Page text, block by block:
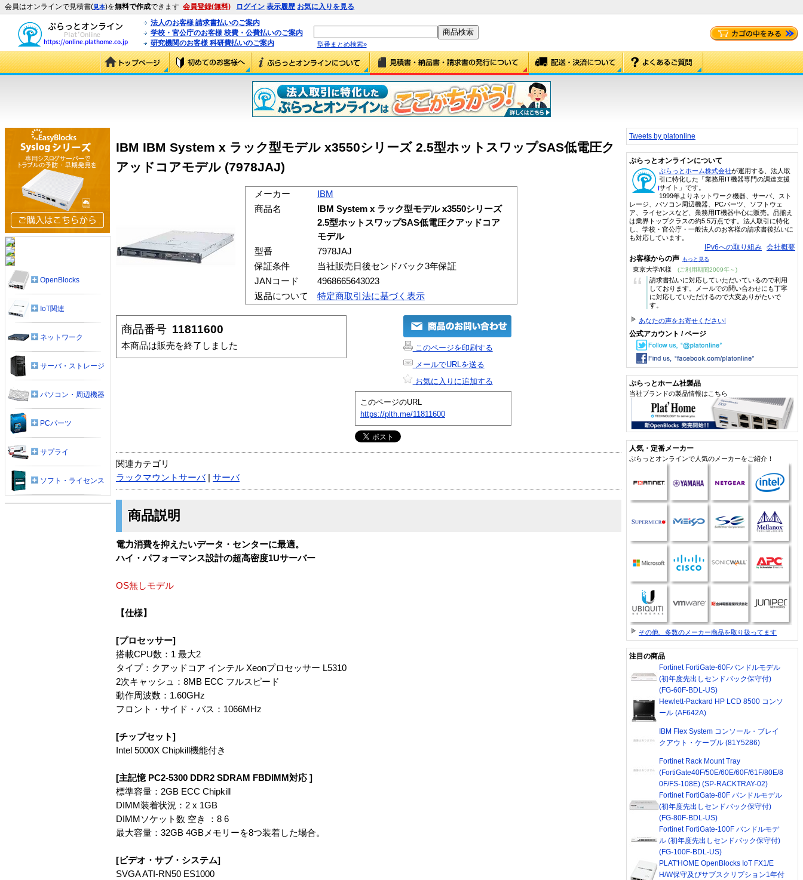
会員はオンラインで見積書(見本)を無料で作成できます 会員登録(無料) ログイン 表示履歴 お気に入りを見る
法人のお客様 請求書払いのご案内
学校・官公庁のお客様 校費・公費払いのご案内
研究機関のお客様 科研費払いのご案内
型番まとめ検索»
IBM IBM System x ラック型モデル x3550シリーズ 2.5型ホットスワップSAS低電圧ク
アッドコアモデル (7978JAJ)
メーカー
IBM
商品名
IBM System x ラック型モデル x3550シリーズ
2.5型ホットスワップSAS低電圧クアッドコア
モデル
型番
7978JAJ
保証条件
当社販売日後センドバック3年保証
JANコード
4968665643023
返品について
特定商取引法に基づく表示
商品番号 11811600
本商品は販売を終了しました
このページを印刷する
メールでURLを送る
お気に入りに追加する
このページのURL
https://plth.me/11811600
関連カテゴリ
ラックマウントサーバ| サーバ
商品説明
電力消費を抑えたいデータ・センターに最適。
ハイ・パフォーマンス設計の超高密度1Uサーバー
OS無しモデル
【仕様】
[プロセッサー]
搭載CPU数：1 最大2
タイプ：クアッドコア インテル Xeonプロセッサー L5310
2次キャッシュ：8MB ECC フルスピード
動作周波数：1.60GHz
フロント・サイド・バス：1066MHz
[チップセット]
Intel 5000X Chipkill機能付き
[主記憶 PC2-5300 DDR2 SDRAM FBDIMM対応 ]
標準容量：2GB ECC Chipkill
DIMM装着状況：2 x 1GB
DIMMソケット数 空き ：8 6
最大容量：32GB 4GBメモリーを8つ装着した場合。
[ビデオ・サブ・システム]
SVGA ATI-RN50 ES1000
OpenBlocks
IoT関連
ネットワーク
サーバ・ストレージ
パソコン・周辺機器
PCパーツ
サプライ
ソフト・ライセンス
Tweets by platonline
ぷらっとオンラインについて
ぷらっとホーム株式会社が運用する、法人取
引に特化した「業務用IT機器専門の調達支援
サイト」です。
1999年よりネットワーク機器、サーバ、スト
レージ、パソコン周辺機器、PCパーツ、ソフトウェ
ア、ライセンスなど、業務用IT機器中心に販売。品揃え
は業界トップクラスの約5.5万点です。法人取引に特化
し、学校・官公庁・一般法人のお客様の請求書後払いに
も対応しています。
IPv6への取り組み 会社概要
お客様からの声 もっと見る
東京大学/K様 (ご利用期間2009年～)
“
請求書払いに対応していただいているので利用
しております。メールでの問い合わせにも丁寧
に対応していただけるので大変ありがたいで
す。
あなたの声をお寄せください!
公式アカウント / ページ
ぷらっとホーム社製品
当社ブランドの製品情報はこちら
人気・定番メーカー
ぷらっとオンラインで人気のメーカーをご紹介！
その他、多数のメーカー商品を取り扱ってます
注目の商品
Fortinet FortiGate-60Fバンドルモデル
(初年度先出しセンドバック保守付)
(FG-60F-BDL-US)
Hewlett-Packard HP LCD 8500 コンソ
ール (AF642A)
IBM Flex System コンソール・ブレイ
クアウト・ケーブル (81Y5286)
Fortinet Rack Mount Tray
(FortiGate40F/50E/60E/60F/61F/80E/8
0F/FS-108E) (SP-RACKTRAY-02)
Fortinet FortiGate-80F バンドルモデル
(初年度先出しセンドバック保守付)
(FG-80F-BDL-US)
Fortinet FortiGate-100F バンドルモデ
ル (初年度先出しセンドバック保守付)
(FG-100F-BDL-US)
PLAT'HOME OpenBlocks IoT FX1/E
H/W保守及びサブスクリプション1年付